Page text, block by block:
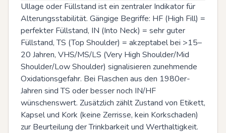
Ullage oder Füllstand ist ein zentraler Indikator für
Alterungsstabilität. Gängige Begriffe: HF (High Fill) =
perfekter Füllstand, IN (Into Neck) = sehr guter
Füllstand, TS (Top Shoulder) = akzeptabel bei >15–
20 Jahren, VHS/MS/LS (Very High Shoulder/Mid
Shoulder/Low Shoulder) signalisieren zunehmende
Oxidationsgefahr. Bei Flaschen aus den 1980er-
Jahren sind TS oder besser noch IN/HF
wünschenswert. Zusätzlich zählt Zustand von Etikett,
Kapsel und Kork (keine Zerrisse, kein Korkschaden)
zur Beurteilung der Trinkbarkeit und Werthaltigkeit.